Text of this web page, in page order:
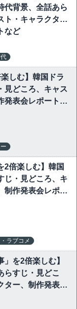
代背景、全話あら
ト・キャラクタ
など
しむ】韓国ドラ
見どころ、キャス
発表会レポートな
2倍楽しむ】韓国
じ・見どころ、キ
制作発表会レポー
ラブコメ
」を2倍楽しむ】
らすじ・見どこ
ター、制作発表会